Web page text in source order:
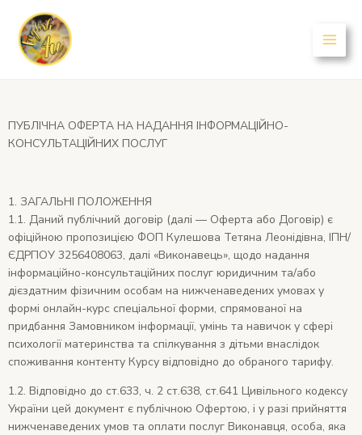
ПУБЛІЧНА ОФЕРТА НА НАДАННЯ ІНФОРМАЦІЙНО-
КОНСУЛЬТАЦІЙНИХ ПОСЛУГ
1. ЗАГАЛЬНІ ПОЛОЖЕННЯ
1.1. Даний публічний договір (далі — Оферта або Договір) є
офіційною пропозицією ФОП Кулешова Тетяна Леонідівна, ІПН/
ЄДРПОУ 3256408063, далі «Виконавець», щодо надання
інформаційно-консультаційних послуг юридичним та/або
дієздатним фізичним особам на нижченаведених умовах у
формі онлайн-курс спеціальної форми, спрямованої на
придбання Замовником інформації, умінь та навичок у сфері
психології материнства та спілкування з дітьми внаслідок
споживання контенту Курсу відповідно до обраного тарифу.
1.2. Відповідно до ст.633, ч. 2 ст.638, ст.641 Цивільного кодексу
України цей документ є публічною Офертою, і у разі прийняття
нижченаведених умов та оплати послуг Виконавця, особа, яка